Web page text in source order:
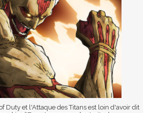
Duty et l'Attaque des Titans est loin d'avoir dit